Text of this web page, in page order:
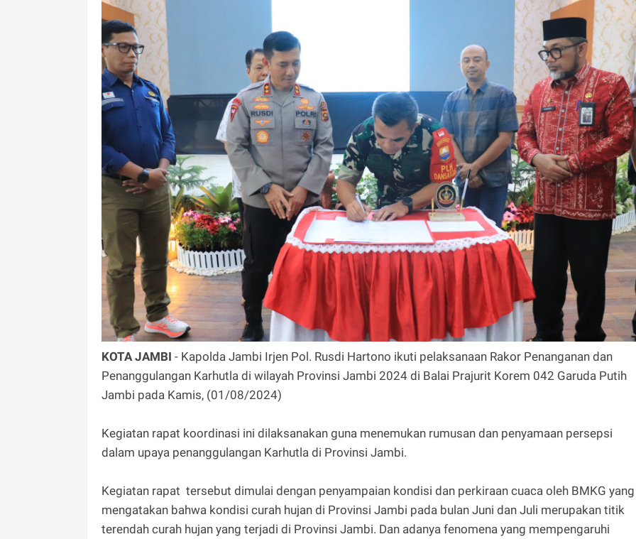
KOTA JAMBI - Kapolda Jambi Irjen Pol. Rusdi Hartono ikuti pelaksanaan Rakor Penanganan dan
Penanggulangan Karhutla di wilayah Provinsi Jambi 2024 di Balai Prajurit Korem 042 Garuda Putih
Jambi pada Kamis, (01/08/2024)
Kegiatan rapat koordinasi ini dilaksanakan guna menemukan rumusan dan penyamaan persepsi
dalam upaya penanggulangan Karhutla di Provinsi Jambi.
Kegiatan rapat tersebut dimulai dengan penyampaian kondisi dan perkiraan cuaca oleh BMKG yang
mengatakan bahwa kondisi curah hujan di Provinsi Jambi pada bulan Juni dan Juli merupakan titik
terendah curah hujan yang terjadi di Provinsi Jambi. Dan adanya fenomena yang mempengaruhi